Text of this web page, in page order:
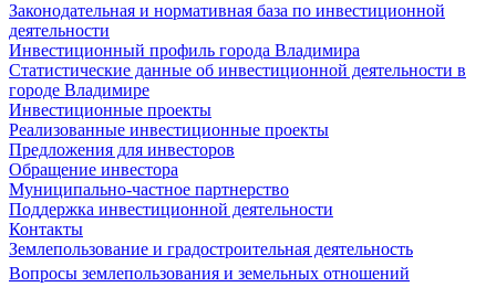
Законодательная и нормативная база по инвестиционной
деятельности
Инвестиционный профиль города Владимира
Статистические данные об инвестиционной деятельности в
городе Владимире
Инвестиционные проекты
Реализованные инвестиционные проекты
Предложения для инвесторов
Обращение инвестора
Муниципально-частное партнерство
Поддержка инвестиционной деятельности
Контакты
Землепользование и градостроительная деятельность
Вопросы землепользования и земельных отношений